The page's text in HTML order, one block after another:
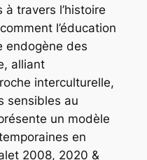
travers l’histoire
l’éducation
endogène des
alliant
interculturelle,
sensibles au
un modèle
en
2008, 2020 &